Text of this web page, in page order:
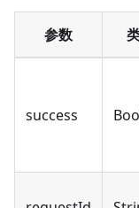
参数
success